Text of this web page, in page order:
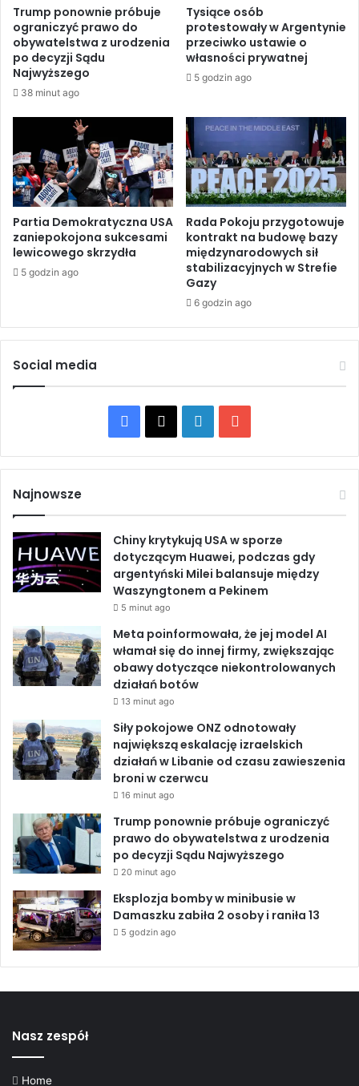
y
i
l
u
z
i
p
o
w
i
e
r
z
c
e
m
c
i
s
a
i
a
,
ż
e
w
e
i
r
a
w
r
e
y
g
n
u
j
w
a
l
o
p
o
b
U
S
A
i
w
y
j
d
d
o
b
Trump ponownie próbuje
ograniczyć prawo do
obywatelstwa z urodzenia
po decyzji Sądu
Najwyższego
38 minut ago
Tysiące osób
protestowały w Argentynie
przeciwko ustawie o
własności prywatnej
5 godzin ago
Partia Demokratyczna USA
zaniepokojona sukcesami
lewicowego skrzydła
5 godzin ago
Rada Pokoju przygotowuje
kontrakt na budowę bazy
międzynarodowych sił
stabilizacyjnych w Strefie
Gazy
6 godzin ago
Social media
a
e
b
o
o
k
i
k
e
d
n
o
T
u
b
Najnowsze
Chiny krytykują USA w sporze
dotyczącym Huawei, podczas gdy
argentyński Milei balansuje między
Waszyngtonem a Pekinem
5 minut ago
Meta poinformowała, że jej model AI
włamał się do innej firmy, zwiększając
obawy dotyczące niekontrolowanych
działań botów
13 minut ago
Siły pokojowe ONZ odnotowały
największą eskalację izraelskich
działań w Libanie od czasu zawieszenia
broni w czerwcu
16 minut ago
Trump ponownie próbuje ograniczyć
prawo do obywatelstwa z urodzenia
po decyzji Sądu Najwyższego
20 minut ago
Eksplozja bomby w minibusie w
Damaszku zabiła 2 osoby i raniła 13
5 godzin ago
Nasz zespół
Home